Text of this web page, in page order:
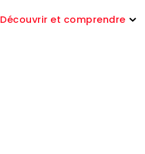
Découvrir et comprendre